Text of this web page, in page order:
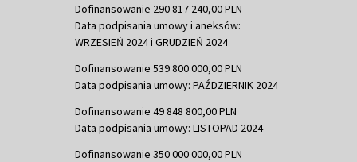
Dofinansowanie 290 817 240,00 PLN
Data podpisania umowy i aneksów:
WRZESIEŃ 2024 i GRUDZIEŃ 2024
Dofinansowanie 539 800 000,00 PLN
Data podpisania umowy: PAŹDZIERNIK 2024
Dofinansowanie 49 848 800,00 PLN
Data podpisania umowy: LISTOPAD 2024
Dofinansowanie 350 000 000,00 PLN